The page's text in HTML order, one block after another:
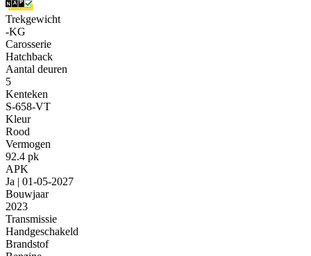
Trekgewicht
-KG
Carosserie
Hatchback
Aantal deuren
5
Kenteken
S-658-VT
Kleur
Rood
Vermogen
92.4 pk
APK
Ja | 01-05-2027
Bouwjaar
2023
Transmissie
Handgeschakeld
Brandstof